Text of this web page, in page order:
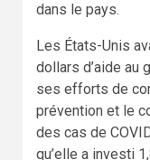
dans le pays.
Les États-Unis
dollars d’aide au
ses efforts de
prévention et le
des cas de
qu’elle a investi